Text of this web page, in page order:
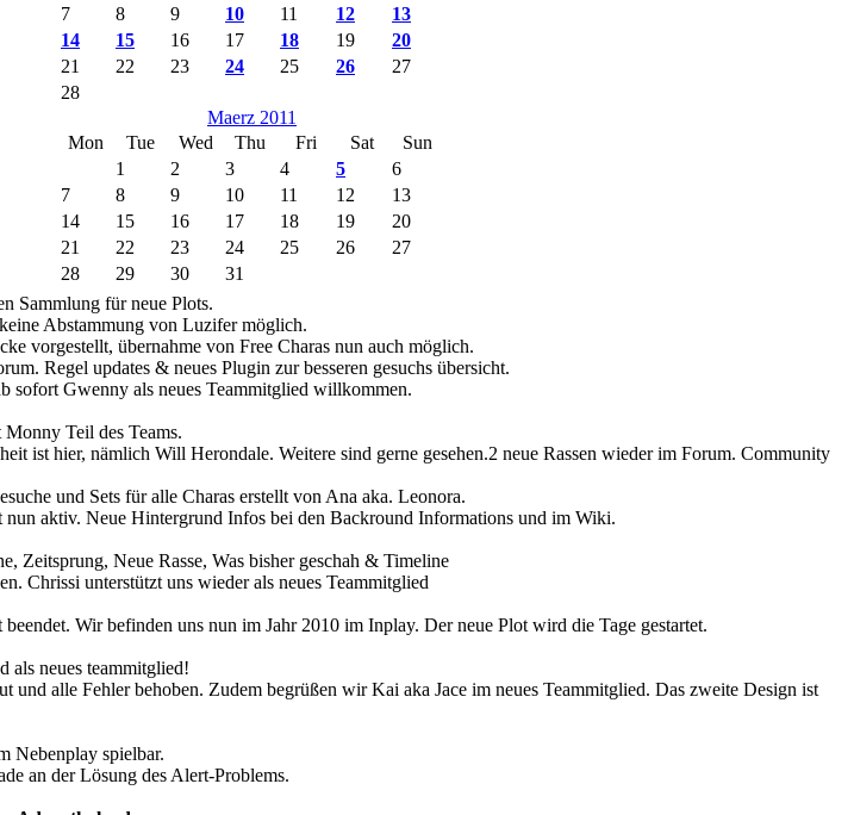
7
8 9 10 11 12
13
14
15 16 17 18 19
20
21
22 23 24 25 26
27
28
Maerz 2011
Mon
Tue Wed Thu Fri Sat
Sun
1
2 3 4 5
6
7
8 9 10 11 12
13
14
15 16 17 18 19
20
21
22 23 24 25 26
27
28
29 30 31
Sammlung für neue Plots.
Abstammung von Luzifer möglich.
vorgestellt, übernahme von Free Charas nun auch möglich.
Regel updates & neues Plugin zur besseren gesuchs übersicht.
sofort Gwenny als neues Teammitglied willkommen.
Teil des Teams.
ist hier, nämlich Will Herondale. Weitere sind gerne gesehen.2 neue Rassen wieder im Forum. Community
und Sets für alle Charas erstellt von Ana aka. Leonora.
aktiv. Neue Hintergrund Infos bei den Backround Informations und im Wiki.
Zeitsprung, Neue Rasse, Was bisher geschah & Timeline
Chrissi unterstützt uns wieder als neues Teammitglied
Wir befinden uns nun im Jahr 2010 im Inplay. Der neue Plot wird die Tage gestartet.
als neues teammitglied!
und alle Fehler behoben. Zudem begrüßen wir Kai aka Jace im neues Teammitglied. Das zweite Design ist
Nebenplay spielbar.
an der Lösung des Alert-Problems.